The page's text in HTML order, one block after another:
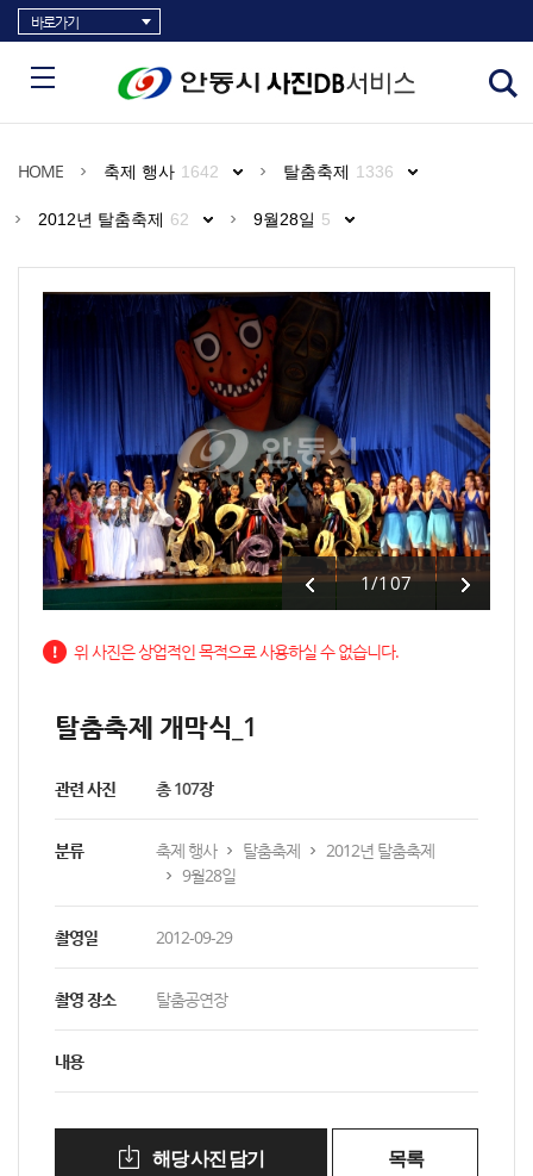
바로가기
HOME 축제 행사 1642 탈춤축제 1336
2012년 탈춤축제 62 9월28일 5
1/107
위 사진은 상업적인 목적으로 사용하실 수 없습니다.
탈춤축제 개막식_1
관련 사진 총 107장
분류 축제 행사 탈춤축제
2012년 탈춤축제
9월28일
촬영일 2012-09-29
촬영 장소 탈춤공연장
내용
해당 사진 담기 목록